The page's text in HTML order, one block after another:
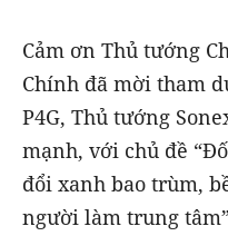
Cảm ơn Thủ tướng
Chính đã mời tham
P4G, Thủ tướng
mạnh, với chủ đề
đổi xanh bao trùm,
người làm trung